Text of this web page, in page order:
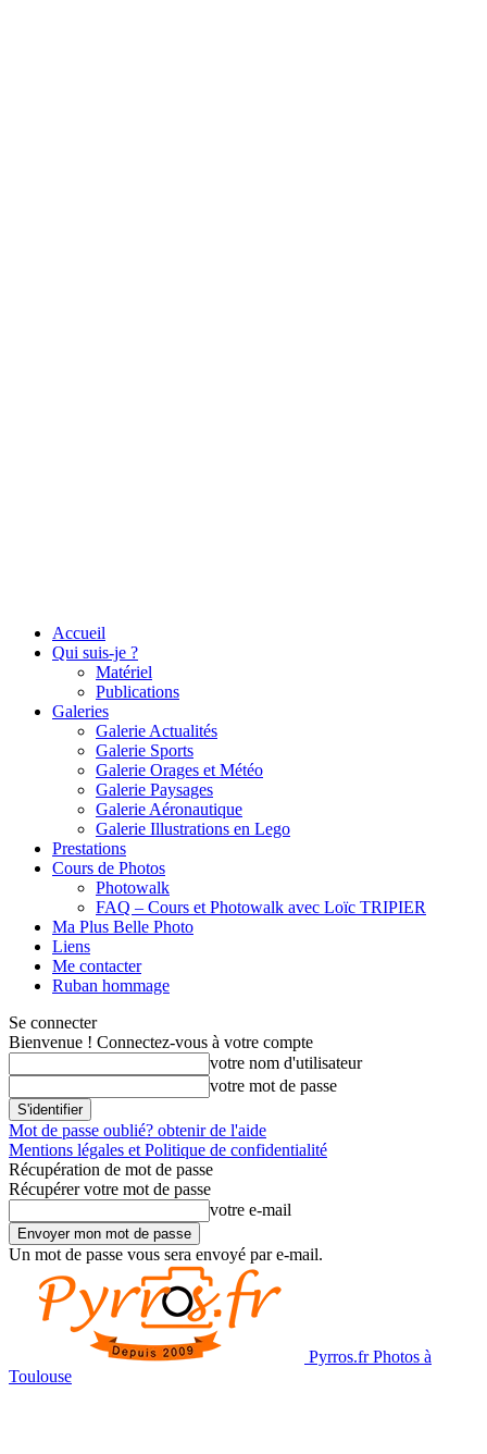
Accueil
Qui suis-je ?
Matériel
Publications
Galeries
Galerie Actualités
Galerie Sports
Galerie Orages et Météo
Galerie Paysages
Galerie Aéronautique
Galerie Illustrations en Lego
Prestations
Cours de Photos
Photowalk
FAQ – Cours et Photowalk avec Loïc TRIPIER
Ma Plus Belle Photo
Liens
Me contacter
Ruban hommage
Se connecter
Bienvenue ! Connectez-vous à votre compte
votre nom d'utilisateur
votre mot de passe
Mot de passe oublié? obtenir de l'aide
Mentions légales et Politique de confidentialité
Récupération de mot de passe
Récupérer votre mot de passe
votre e-mail
Un mot de passe vous sera envoyé par e-mail.
Pyrros.fr Photos à
Toulouse